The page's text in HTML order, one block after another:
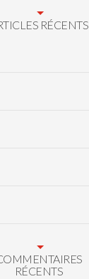
RÉCENTS
RÉCENTS